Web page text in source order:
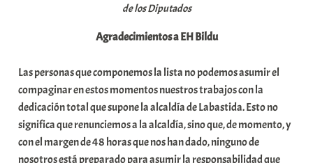
de los Diputados
Agradecimientos a EH Bildu
Las personas que componemos la lista no podemos asumir el
compaginar en estos momentos nuestros trabajos con la
dedicación total que supone la alcaldía de Labastida. Esto no
significa que renunciemos a la alcaldía, sino que, de momento, y
con el margen de 48 horas que nos han dado, ninguno de
nosotros está preparado para asumir la responsabilidad que